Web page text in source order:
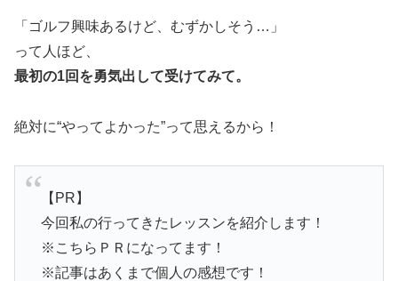
「ゴルフ興味あるけど、むずかしそう…」
って人ほど、
最初の1回を勇気出して受けてみて。
絶対に“やってよかった”って思えるから！
【PR】
今回私の行ってきたレッスンを紹介します！
※こちらＰＲになってます！
※記事はあくまで個人の感想です！